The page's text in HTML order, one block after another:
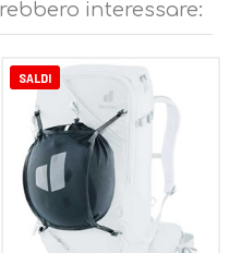
interessare:
SALDI